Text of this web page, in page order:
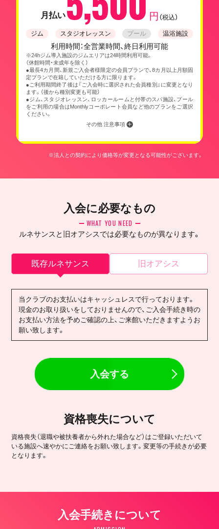
月払い 円 （税込）
ジム スタジオレッスン プール 温浴施設
利用時間：全営業時間、終日利用可能
※24hジム導入施設のジムエリアは24時間利用可能。
（休館時間・未成年を除く）
●最長4カ月間、新規ご入会者様限定の会員プランで、8カ月以上月額固
定プランで在籍していただける方に限ります。
●ご利用期間終了後は『ご入会時に選択された会員種別』に変更となり
ます。（後から種別変更も可能）
●ジム、スタジオレッスン、ロッカールームと付帯のスパ施設、プール
をご利用の場合はMonthlyコーポレート会員など他のプランをご選択
ください。
その他 注意事項
※法人との契約により価格等が変更となる可能性がございます。
入会に必要なもの
WHAT YOU NEED
ルネサンスと旧オアシスでは必要なものが異なります。
既存ルネサンス 旧オアシス
当クラブのお支払いはキャッシュレスで行っております。
現金のお取り扱いをしておりませんので、ご入会手続き時の
お支払い方法を予めご確認の上、ご来館いただきますようお
願い致します。
入会する
資格喪失について
資格喪失（退職や被扶養者から外れた場合など）はご登録いただいて
いる施設へ速やかにご連絡をお願い致します。変更等の手続きが必要
となります。
入会手続きについて